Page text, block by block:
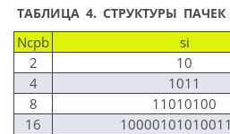
ТАБЛИЦА 4. СТРУКТУРЫ
Ncpb
si
2
10
4
1011
8
11010100
16